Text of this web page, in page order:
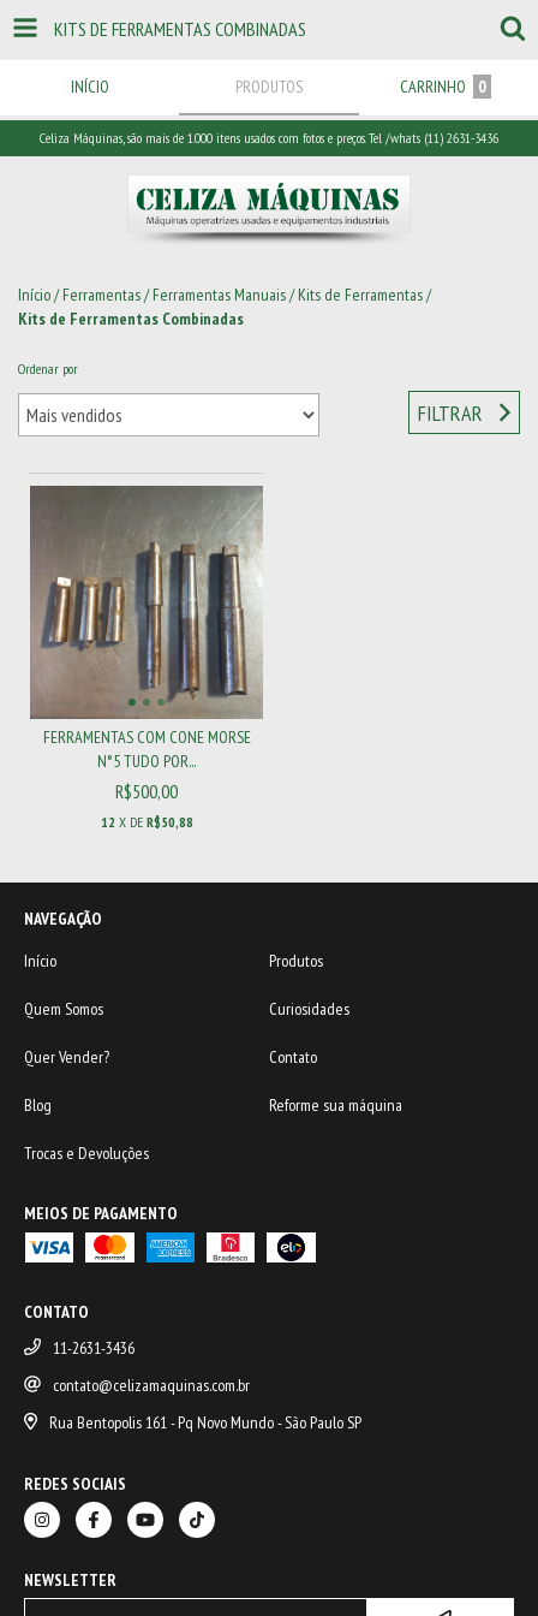
KITS DE FERRAMENTAS COMBINADAS
INÍCIO PRODUTOS CARRINHO 0
Celiza Máquinas, são mais de 1.000 itens usados com fotos e preços. Tel /whats (11) 2631-3436
Início/ Ferramentas/ Ferramentas Manuais/ Kits de Ferramentas/
Kits de Ferramentas Combinadas
Ordenar por
FILTRAR
FERRAMENTAS COM CONE MORSE
N°5 TUDO POR...
R$500,00
12 X DE R$50,88
NAVEGAÇÃO
Início
Produtos
Quem Somos Curiosidades
Quer Vender? Contato
Blog Reforme sua máquina
Trocas e Devoluções
MEIOS DE PAGAMENTO
CONTATO
11-2631-3436
contato@celizamaquinas.com.br
Rua Bentopolis 161 - Pq Novo Mundo - São Paulo SP
REDES SOCIAIS
NEWSLETTER